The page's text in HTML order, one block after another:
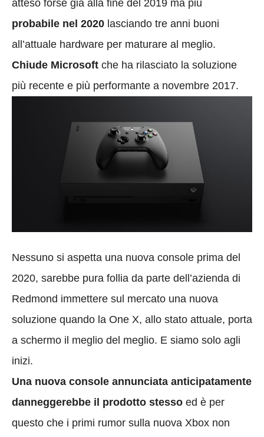
atteso forse già alla fine del 2019 ma più
probabile nel 2020 lasciando tre anni buoni
all’attuale hardware per maturare al meglio.
Chiude Microsoft che ha rilasciato la soluzione
più recente e più performante a novembre 2017.
Nessuno si aspetta una nuova console prima del
2020, sarebbe pura follia da parte dell’azienda di
Redmond immettere sul mercato una nuova
soluzione quando la One X, allo stato attuale, porta
a schermo il meglio del meglio. E siamo solo agli
inizi.
Una nuova console annunciata anticipatamente
danneggerebbe il prodotto stesso ed è per
questo che i primi rumor sulla nuova Xbox non